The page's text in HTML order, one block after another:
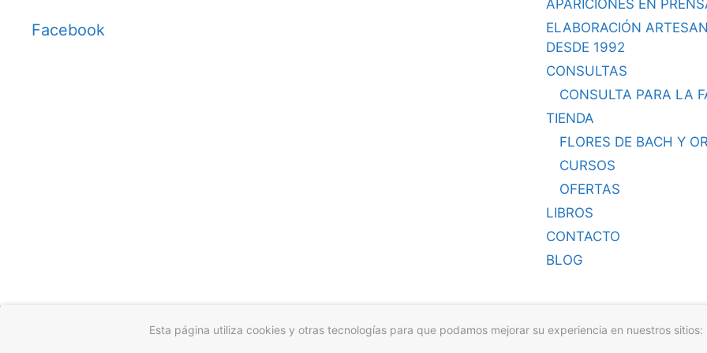
Facebook
APARICIONES EN
ELABORACIÓN
DESDE 1992
CONSULTAS
CONSULTA PARA LA
TIENDA
FLORES DE BACH Y
CURSOS
OFERTAS
LIBROS
CONTACTO
BLOG
• Creado conGeneratePress
Esta página utiliza cookies y otras tecnologías para que podamos mejorar su experiencia en nuestros sitios: